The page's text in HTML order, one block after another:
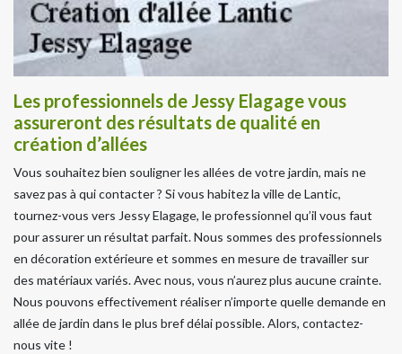
Les professionnels de Jessy Elagage vous
assureront des résultats de qualité en
création d’allées
Vous souhaitez bien souligner les allées de votre jardin, mais ne
savez pas à qui contacter ? Si vous habitez la ville de Lantic,
tournez-vous vers Jessy Elagage, le professionnel qu’il vous faut
pour assurer un résultat parfait. Nous sommes des professionnels
en décoration extérieure et sommes en mesure de travailler sur
des matériaux variés. Avec nous, vous n’aurez plus aucune crainte.
Nous pouvons effectivement réaliser n’importe quelle demande en
allée de jardin dans le plus bref délai possible. Alors, contactez-
nous vite !